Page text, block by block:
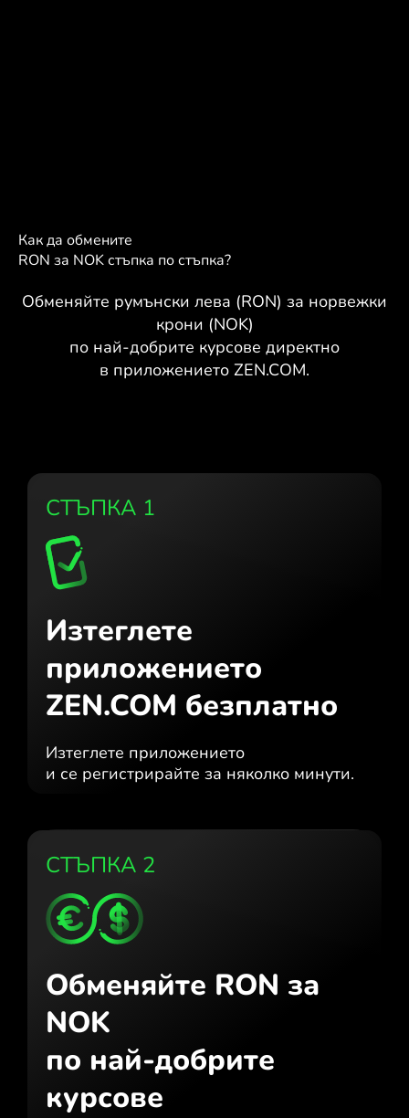
Как да обмените
RON за NOK стъпка по стъпка?
Обменяйте румънски лева (RON) за норвежки
крони (NOK)
по най-добрите курсове директно
в приложението ZEN.COM.
СТЪПКА 1
Изтеглете
приложението
ZEN.COM безплатно
Изтеглете приложението
и се регистрирайте за няколко минути.
СТЪПКА 2
Обменяйте RON за
NOK
по най-добрите
курсове